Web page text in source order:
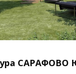
САРАФОВО